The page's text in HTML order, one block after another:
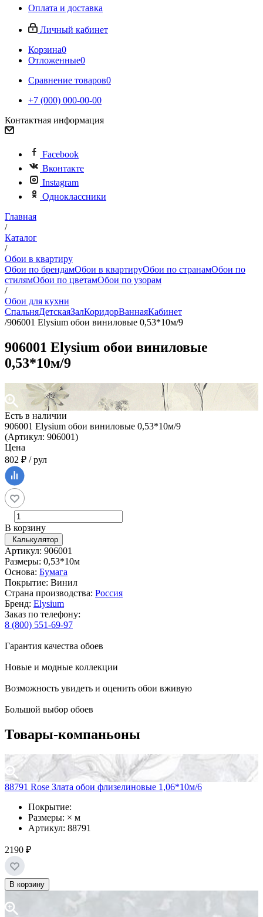
Оплата и доставка
Личный кабинет
Корзина0
Отложенные0
Сравнение товаров0
+7 (000) 000-00-00
Контактная информация
Facebook
Вконтакте
Instagram
Одноклассники
Главная
/
Каталог
/
Обои в квартиру
Обои по брендамОбои в квартируОбои по странамОбои по
стилямОбои по цветамОбои по узорам
/
Обои для кухни
СпальняДетскаяЗалКоридорВаннаяКабинет
/906001 Elysium обои виниловые 0,53*10м/9
906001 Elysium обои виниловые
0,53*10м/9
Есть в наличии
906001 Elysium обои виниловые 0,53*10м/9
(Артикул: 906001)
Цена
802 ₽ / рул
В корзину
Калькулятор
Артикул: 906001
Размеры: 0,53*10м
Основа: Бумага
Покрытие: Винил
Страна производства: Россия
Бренд: Elysium
Заказ по телефону:
8 (800) 551-69-97
Гарантия качества обоев
Новые и модные коллекции
Возможность увидеть и оценить обои вживую
Большой выбор обоев
Товары-компаньоны
88791 Rose Злата обои флизелиновые 1,06*10м/6
Покрытие:
Размеры: × м
Артикул: 88791
2190 ₽
В корзину